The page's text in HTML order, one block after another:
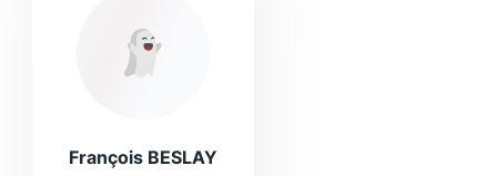
François BESLAY